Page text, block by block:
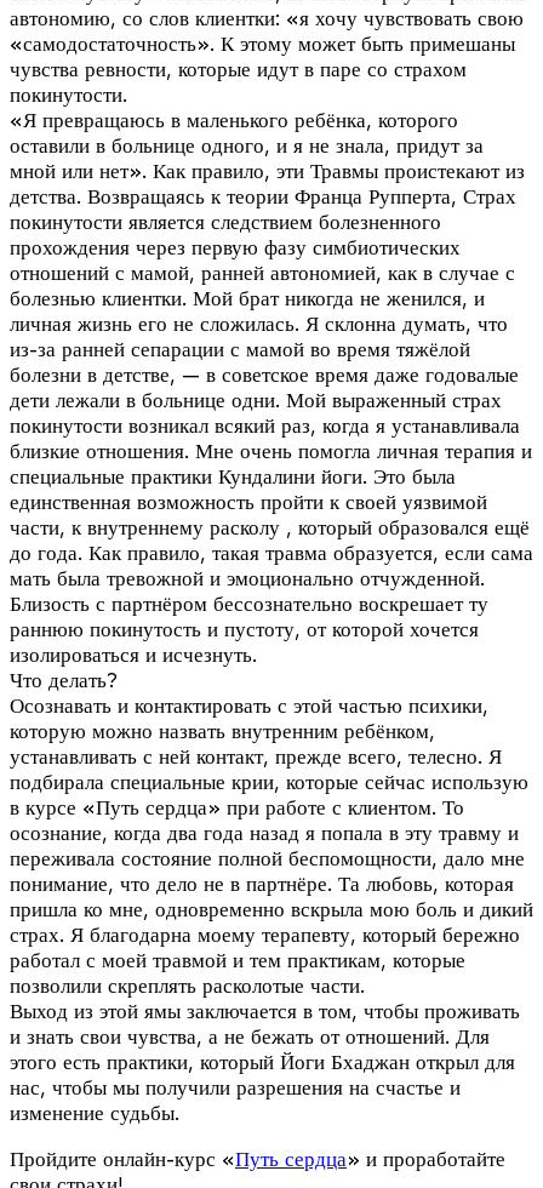
автономию, со слов клиентки: «я хочу чувствовать свою
«самодостаточность». К этому может быть примешаны
чувства ревности, которые идут в паре со страхом
покинутости.
«Я превращаюсь в маленького ребёнка, которого
оставили в больнице одного, и я не знала, придут за
мной или нет». Как правило, эти Травмы проистекают из
детства. Возвращаясь к теории Франца Рупперта, Страх
покинутости является следствием болезненного
прохождения через первую фазу симбиотических
отношений с мамой, ранней автономией, как в случае с
болезнью клиентки. Мой брат никогда не женился, и
личная жизнь его не сложилась. Я склонна думать, что
из-за ранней сепарации с мамой во время тяжёлой
болезни в детстве, — в советское время даже годовалые
дети лежали в больнице одни. Мой выраженный страх
покинутости возникал всякий раз, когда я устанавливала
близкие отношения. Мне очень помогла личная терапия и
специальные практики Кундалини йоги. Это была
единственная возможность пройти к своей уязвимой
части, к внутреннему расколу , который образовался ещё
до года. Как правило, такая травма образуется, если сама
мать была тревожной и эмоционально отчужденной.
Близость с партнёром бессознательно воскрешает ту
раннюю покинутость и пустоту, от которой хочется
изолироваться и исчезнуть.
Что делать?
Осознавать и контактировать с этой частью психики,
которую можно назвать внутренним ребёнком,
устанавливать с ней контакт, прежде всего, телесно. Я
подбирала специальные крии, которые сейчас использую
в курсе «Путь сердца» при работе с клиентом. То
осознание, когда два года назад я попала в эту травму и
переживала состояние полной беспомощности, дало мне
понимание, что дело не в партнёре. Та любовь, которая
пришла ко мне, одновременно вскрыла мою боль и дикий
страх. Я благодарна моему терапевту, который бережно
работал с моей травмой и тем практикам, которые
позволили скреплять расколотые части.
Выход из этой ямы заключается в том, чтобы проживать
и знать свои чувства, а не бежать от отношений. Для
этого есть практики, который Йоги Бхаджан открыл для
нас, чтобы мы получили разрешения на счастье и
изменение судьбы.
Пройдите онлайн-курс «Путь сердца» и проработайте